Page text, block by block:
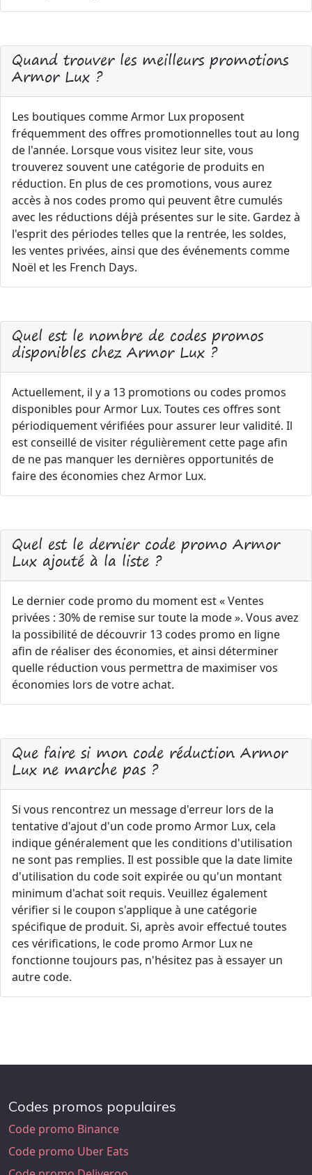
Quand trouver les meilleurs promotions
Armor Lux ?
Les boutiques comme Armor Lux proposent
fréquemment des offres promotionnelles tout au long
de l'année. Lorsque vous visitez leur site, vous
trouverez souvent une catégorie de produits en
réduction. En plus de ces promotions, vous aurez
accès à nos codes promo qui peuvent être cumulés
avec les réductions déjà présentes sur le site. Gardez à
l'esprit des périodes telles que la rentrée, les soldes,
les ventes privées, ainsi que des événements comme
Noël et les French Days.
Quel est le nombre de codes promos
disponibles chez Armor Lux ?
Actuellement, il y a 13 promotions ou codes promos
disponibles pour Armor Lux. Toutes ces offres sont
périodiquement vérifiées pour assurer leur validité. Il
est conseillé de visiter régulièrement cette page afin
de ne pas manquer les dernières opportunités de
faire des économies chez Armor Lux.
Quel est le dernier code promo Armor
Lux ajouté à la liste ?
Le dernier code promo du moment est « Ventes
privées : 30% de remise sur toute la mode ». Vous avez
la possibilité de découvrir 13 codes promo en ligne
afin de réaliser des économies, et ainsi déterminer
quelle réduction vous permettra de maximiser vos
économies lors de votre achat.
Que faire si mon code réduction Armor
Lux ne marche pas ?
Si vous rencontrez un message d'erreur lors de la
tentative d'ajout d'un code promo Armor Lux, cela
indique généralement que les conditions d'utilisation
ne sont pas remplies. Il est possible que la date limite
d'utilisation du code soit expirée ou qu'un montant
minimum d'achat soit requis. Veuillez également
vérifier si le coupon s'applique à une catégorie
spécifique de produit. Si, après avoir effectué toutes
ces vérifications, le code promo Armor Lux ne
fonctionne toujours pas, n'hésitez pas à essayer un
autre code.
Codes promos populaires
Code promo Binance
Code promo Uber Eats